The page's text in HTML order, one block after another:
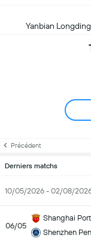
Yanbian Longding
Précédent
Derniers matchs
10/05/2026 - 02/08/
06/05
Shanghai Port
Shenzhen